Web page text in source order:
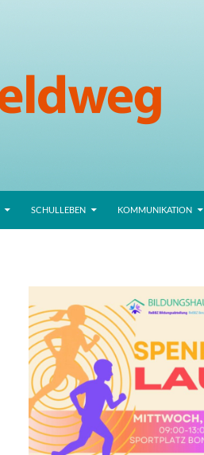
SCHULLEBEN KOMMUNIKATION